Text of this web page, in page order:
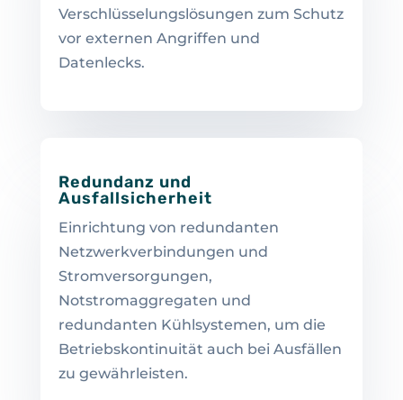
Verschlüsselungslösungen zum Schutz
vor externen Angriffen und
Datenlecks.
Redundanz und
Ausfallsicherheit
Einrichtung von redundanten
Netzwerkverbindungen und
Stromversorgungen,
Notstromaggregaten und
redundanten Kühlsystemen, um die
Betriebskontinuität auch bei Ausfällen
zu gewährleisten.